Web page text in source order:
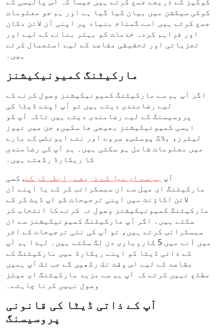
کوکی سیکشن میں بیان کیا گیا ہے اور ہم جو معلومات
جمع کرتے ہیں اسے گمنام بنیاد پر اپنی آن لائن دکان
اور فراہم کردہ خدمات کو بہتر بنانے کے لیے اور
تجزیاتی اور تحقیقی مقاصد کے لیے استعمال کرتے
ہیں۔
مارکیٹنگ کمیونیکیشنز
اگر آپ ہم سے مارکیٹنگ کمیونیکیشنز وصول کرنے کے
لیے رضامندی دیتے ہیں تو آپ اپنے ڈیٹا کی
پروسیسنگ کے لیے رضامندی دیتے ہیں تاکہ آپ کو
ایسی کمیونیکیشنز بھیجی جا سکیں، جن میں نیوز
لیٹرز، بلاگ پوسٹس، سروے اور نئے ایونٹس کے بارے
میں معلومات شامل ہو سکتی ہیں۔ ہم آپ کی رضامندی
کا ریکارڈ رکھتے ہیں۔
آپ ہم سے ای میل کے ذریعے رابطہ کر کے, کسی
مارکیٹنگ ای میل سے ان سبسکرائب کر کے یا اپنے آن
لائن اکاؤنٹ میں اپنی ترجیحات کو اپ ڈیٹ کر کے
مارکیٹنگ کمیونیکیشنز وصول نہ کرنے کا انتخاب کر
سکتے ہیں۔ اگر آپ مارکیٹنگ کمیونیکیشنز سے ان
سبسکرائب کرتے ہیں، تو آپ کی نئی ترجیحات کے اثر
میں آنے میں 5 کاروباری دن لگ سکتے ہیں۔ لہذا ہم آپ
کے ذاتی ڈیٹا کو اپنے ریکارڈ میں مارکیٹنگ کے
مقاصد کے لیے اس وقت تک رکھیں گے جب تک آپ ہمیں
مطلع نہیں کرتے کہ آپ ہم سے مزید مارکیٹنگ ای میلز
وصول نہیں کرنا چاہتے۔
آپ کے ذاتی ڈیٹا کی قانونی
پروسیسنگ